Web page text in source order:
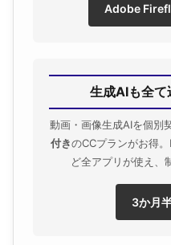
Adobe
生成AIも全て
動画・画像生成AIを個別
付きのCCプランがお得
ど全アプリが使え、
3か月